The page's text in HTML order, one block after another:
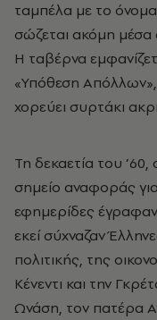
ταμπέλα με το
σώζεται ακόμη μέσα
Η ταβέρνα
«Υπόθεση
χορεύει συρτάκι
Τη δεκαετία του
σημείο αναφοράς
εφημερίδες
εκεί σύχναζαν
πολιτικής, της
Κένεντι και την
Ωνάση, τον πατέρα